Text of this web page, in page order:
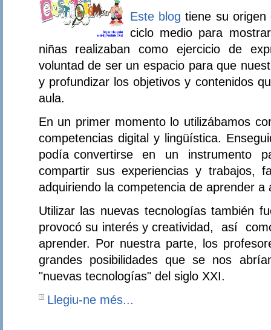
Este blog tiene su
ciclo medio para
niñas realizaban como ejercicio de
voluntad de ser un espacio para que
y profundizar los objetivos y contenidos
aula.
En un primer momento lo utilizábamos
competencias digital y lingüística.
podía convertirse en un instrumento
compartir sus experiencias y trabajos,
adquiriendo la competencia de aprender a
Utilizar las nuevas tecnologías también
provocó su interés y creatividad, así
aprender. Por nuestra parte, los
grandes posibilidades que se nos
"nuevas tecnologías" del siglo XXI.
Llegiu-ne més...